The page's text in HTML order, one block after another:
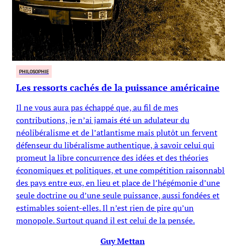
PHILOSOPHIE
Les ressorts cachés de la puissance américaine
Il ne vous aura pas échappé que, au fil de mes
contributions, je n’ai jamais été un adulateur du
néolibéralisme et de l’atlantisme mais plutôt un fervent
défenseur du libéralisme authentique, à savoir celui qui
promeut la libre concurrence des idées et des théories
économiques et politiques, et une compétition
des pays entre eux, en lieu et place de l’hégémonie d’une
seule doctrine ou d’une seule puissance, aussi fondées et
estimables soient-elles. Il n’est rien de pire qu’un
monopole. Surtout quand il est celui de la pensée.
Guy Mettan